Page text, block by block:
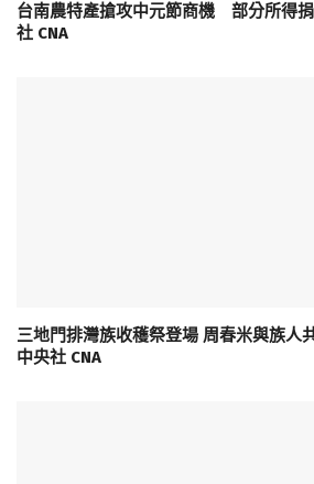
台南農特產搶攻中元節商機 部分所得
社 CNA
三地門排灣族收穫祭登場 周春米與族人
中央社 CNA